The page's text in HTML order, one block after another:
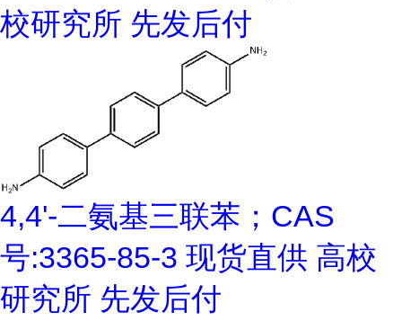
校研究所 先发后付
4,4'-二氨基三联苯；CAS
号:3365-85-3 现货直供 高校
研究所 先发后付